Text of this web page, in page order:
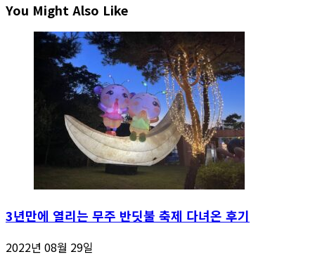
You Might Also Like
3년만에 열리는 무주 반딧불 축제 다녀온 후기
2022년 08월 29일